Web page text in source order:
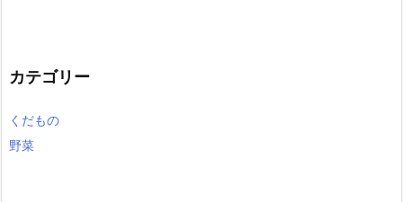
カテゴリー
くだもの
野菜